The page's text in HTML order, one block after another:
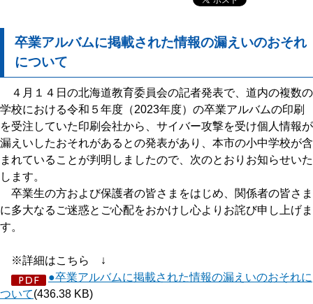
卒業アルバムに掲載された情報の漏えいのおそれ
について
４月１４日の北海道教育委員会の記者発表で、道内の複数の
学校における令和５年度（2023年度）の卒業アルバムの印刷
を受注していた印刷会社から、サイバー攻撃を受け個人情報が
漏えいしたおそれがあるとの発表があり、本市の小中学校が含
まれていることが判明しましたので、次のとおりお知らせいた
します。
卒業生の方および保護者の皆さまをはじめ、関係者の皆さま
に多大なるご迷惑とご心配をおかけし心よりお詫び申し上げま
す。
※詳細はこちら ↓
●卒業アルバムに掲載された情報の漏えいのおそれに
ついて(436.38 KB)